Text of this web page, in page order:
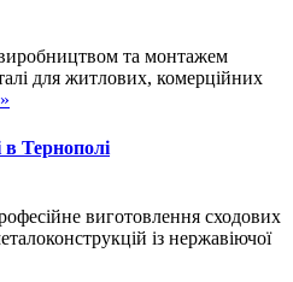
та монтажем
для житлових, комерційних
в Тернополі
виготовлення сходових
із нержавіючої